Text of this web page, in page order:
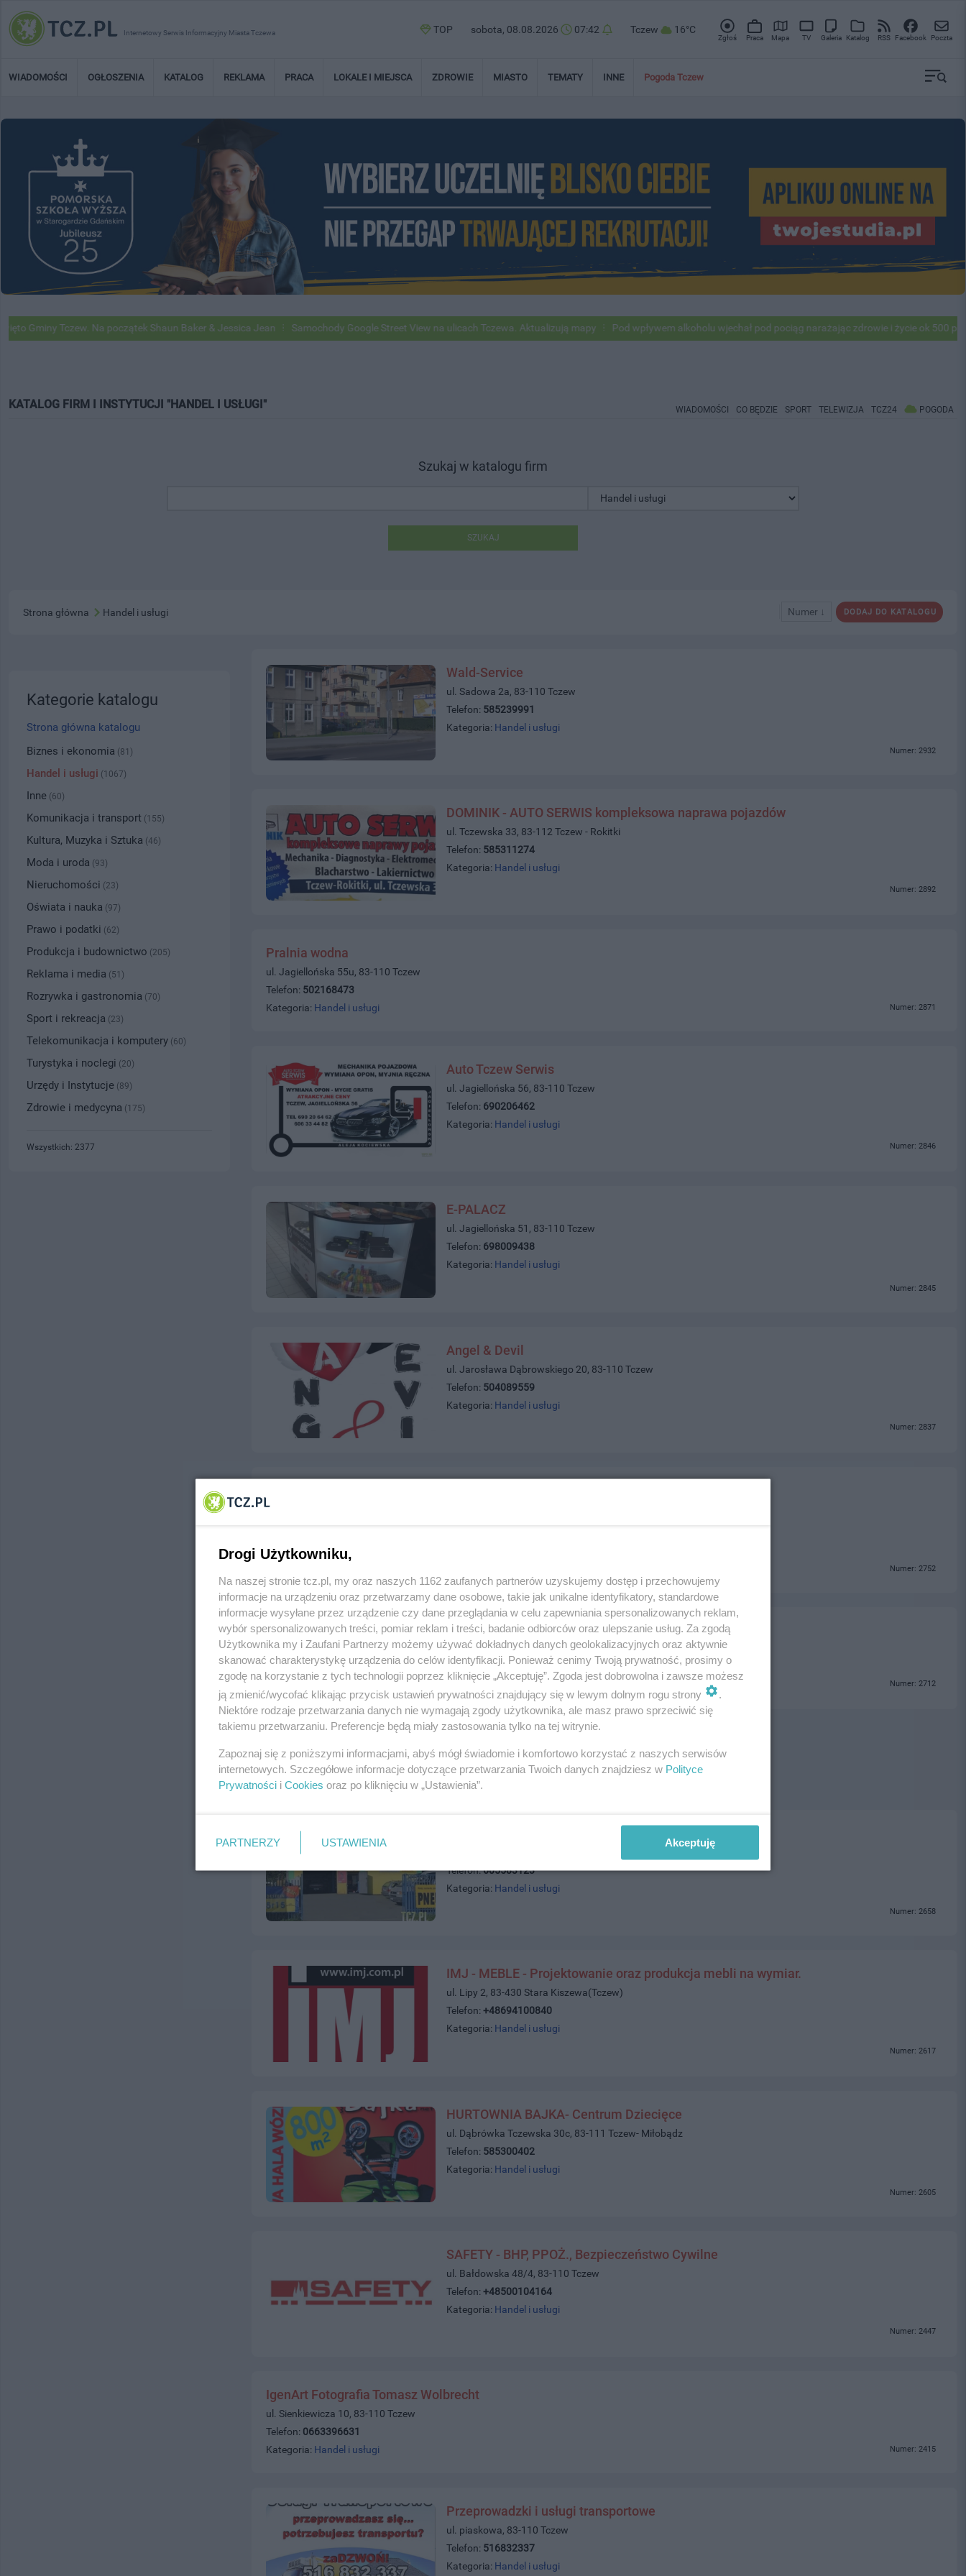
Internetowy Serwis Informacyjny Miasta Tczewa TOP sobota, 08.08.2026 07:42 Tczew 16°C
Zgłoś Praca Mapa TV Galeria Katalog RSS Facebook Poczta
WIADOMOŚCI OGŁOSZENIA KATALOG REKLAMA PRACA LOKALE I MIEJSCA ZDROWIE MIASTO TEMATY INNE Pogoda Tczew
Tczew. Na początek Shaun Baker & Jessica Jean Samochody Google Street View na ulicach Tczewa. Aktualizują mapy Pod wpływem alkoholu wjechał pod pociąg narażając zdrowie i życie ok 500
KATALOG FIRM I INSTYTUCJI "HANDEL I USŁUGI" WIADOMOŚCI CO BĘDZIE SPORT TELEWIZJA TCZ24 POGODA
Szukaj w katalogu firm
SZUKAJ
DODAJ DO KATALOGU
Numer ↓
Strona główna Handel i usługi
Wald-Service
ul. Sadowa 2a, 83-110 Tczew
Telefon: 585239991
Kategoria: Handel i usługi
Numer: 2932
DOMINIK - AUTO SERWIS kompleksowa naprawa pojazdów
ul. Tczewska 33, 83-112 Tczew - Rokitki
Telefon: 585311274
Kategoria: Handel i usługi
Numer: 2892
Pralnia wodna
ul. Jagiellońska 55u, 83-110 Tczew
Telefon: 502168473
Kategoria: Handel i usługi Numer: 2871
Auto Tczew Serwis
ul. Jagiellońska 56, 83-110 Tczew
Telefon: 690206462
Kategoria: Handel i usługi
Numer: 2846
E-PALACZ
ul. Jagiellońska 51, 83-110 Tczew
Telefon: 698009438
Kategoria: Handel i usługi
Numer: 2845
Angel & Devil
ul. Jarosława Dąbrowskiego 20, 83-110 Tczew
Telefon: 504089559
Kategoria: Handel i usługi
Numer: 2837
Numer: 2752
DDD Dobre Dla Domu Tczew
ul. Jagiellońska 55, 83-110 Tczew
Telefon:(58)5321001
Kategoria:
Handel i usługi Numer: 2712
Telefon:605583123
Kategoria: Handel i usługi
Numer: 2658
IMJ - MEBLE - Projektowanie oraz produkcja mebli na wymiar.
ul. Lipy 2, 83-430 Stara Kiszewa(Tczew)
Telefon:+48694100840
Kategoria: Handel i usługi
Numer: 2617
HURTOWNIA BAJKA- Centrum Dziecięce
ul. Dąbrówka Tczewska 30c, 83-111 Tczew- Miłobądz
Telefon: 585300402
Kategoria: Handel i usługi
Numer: 2605
SAFETY - BHP, PPOŻ., Bezpieczeństwo Cywilne
ul. Bałdowska 48/4, 83-110 Tczew
Telefon:+48500104164
Kategoria: Handel i usługi
Numer: 2447
IgenArt Fotografia Tomasz Wolbrecht
ul. Sienkiewicza 10, 83-110 Tczew
Telefon: 0663396631
Kategoria: Handel i usługi Numer: 2415
Przeprowadzki i usługi transportowe
ul. piaskowa, 83-110 Tczew
Telefon: 516832337
Kategoria: Handel i usługi
Kategorie katalogu
Strona główna katalogu
Biznes i ekonomia (81)
Handel i usługi (1067)
Inne (60)
Komunikacja i transport (155)
Kultura, Muzyka i Sztuka (46)
Moda i uroda (93)
Nieruchomości (23)
Oświata i nauka (97)
Prawo i podatki (62)
Produkcja i budownictwo (205)
Reklama i media (51)
Rozrywka i gastronomia (70)
Sport i rekreacja (23)
Telekomunikacja i komputery (60)
Turystyka i noclegi (20)
Urzędy i Instytucje (89)
Zdrowie i medycyna (175)
Wszystkich: 2377
Drogi Użytkowniku,
Na naszej stronie tcz.pl, my oraz naszych 1162 zaufanych partnerów uzyskujemy dostęp i przechowujemy
informacje na urządzeniu oraz przetwarzamy dane osobowe, takie jak unikalne identyfikatory, standardowe
informacje wysyłane przez urządzenie czy dane przeglądania w celu zapewniania spersonalizowanych reklam,
wybór spersonalizowanych treści, pomiar reklam i treści, badanie odbiorców oraz ulepszanie usług. Za zgodą
Użytkownika my i Zaufani Partnerzy możemy używać dokładnych danych geolokalizacyjnych oraz aktywnie
skanować charakterystykę urządzenia do celów identyfikacji. Ponieważ cenimy Twoją prywatność, prosimy o
zgodę na korzystanie z tych technologii poprzez kliknięcie „Akceptuję”. Zgoda jest dobrowolna i zawsze możesz
ją zmienić/wycofać klikając przycisk ustawień prywatności znajdujący się w lewym dolnym rogu strony
.
Niektóre rodzaje przetwarzania danych nie wymagają zgody użytkownika, ale masz prawo sprzeciwić się
takiemu przetwarzaniu. Preferencje będą miały zastosowania tylko na tej witrynie.
Zapoznaj się z poniższymi informacjami, abyś mógł świadomie i komfortowo korzystać z naszych serwisów
internetowych. Szczegółowe informacje dotyczące przetwarzania Twoich danych znajdziesz w Polityce
Prywatności i Cookies oraz po kliknięciu w „Ustawienia”.
PARTNERZY USTAWIENIA Akceptuję